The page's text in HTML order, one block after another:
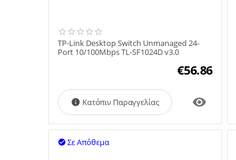
TP-Link Desktop Switch Unmanaged 24-
Port 10/100Mbps TL-SF1024D v3.0
€56.86
Κατόπιν Παραγγελίας
 
Σε Απόθεμα
